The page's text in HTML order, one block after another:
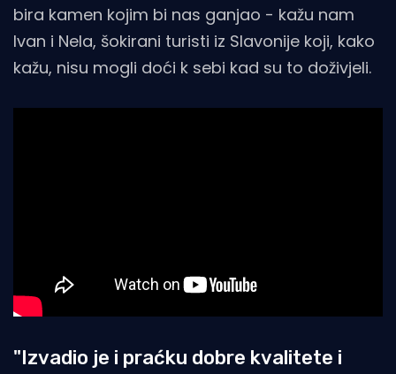
bira kamen kojim bi nas ganjao - kažu nam
Ivan i Nela, šokirani turisti iz Slavonije koji, kako
kažu, nisu mogli doći k sebi kad su to doživjeli.
"Izvadio je i praćku dobre kvalitete i